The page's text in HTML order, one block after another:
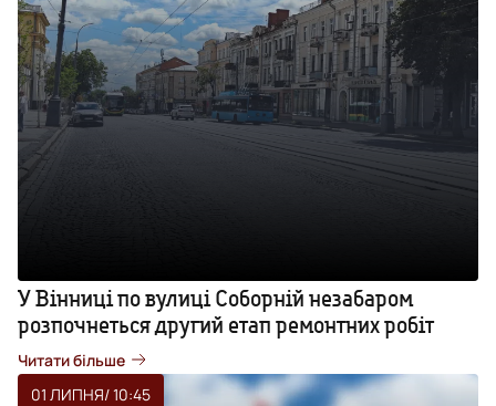
У Вінниці по вулиці Соборній незабаром
розпочнеться другий етап ремонтних робіт
Читати більше
01 ЛИПНЯ/ 10:45